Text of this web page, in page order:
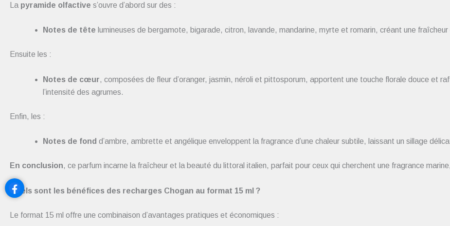
La pyramide olfactive s’ouvre d’abord sur des :
Notes de tête lumineuses de bergamote, bigarade, citron, lavande, mandarine, myrte et romarin, créant une
Ensuite les :
Notes de cœur, composées de fleur d’oranger, jasmin, néroli et pittosporum, apportent une touche florale douce et
l’intensité des agrumes.
Enfin, les :
Notes de fond d’ambre, ambrette et angélique enveloppent la fragrance d’une chaleur subtile, laissant un sillage
En conclusion, ce parfum incarne la fraîcheur et la beauté du littoral italien, parfait pour ceux qui cherchent une fragrance
Quels sont les bénéfices des recharges Chogan au format 15 ml ?
Le format 15 ml offre une combinaison d’avantages pratiques et économiques :